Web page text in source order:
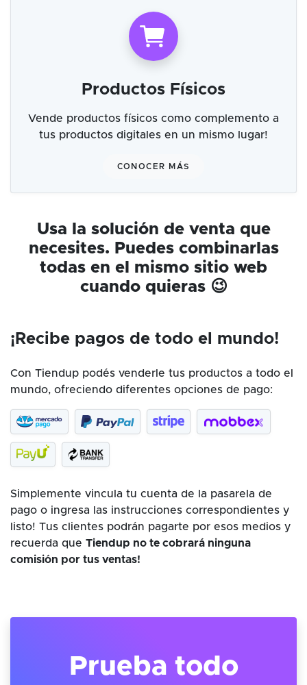
Productos Físicos
Vende productos físicos como complemento a
tus productos digitales en un mismo lugar!
CONOCER MÁS
Usa la solución de venta que
necesites. Puedes combinarlas
todas en el mismo sitio web
cuando quieras 😉
¡Recibe pagos de todo el mundo!
Con Tiendup podés venderle tus productos a todo el
mundo, ofreciendo diferentes opciones de pago:
Simplemente vincula tu cuenta de la pasarela de
pago o ingresa las instrucciones correspondientes y
listo! Tus clientes podrán pagarte por esos medios y
recuerda que Tiendup no te cobrará ninguna
comisión por tus ventas!
Prueba todo